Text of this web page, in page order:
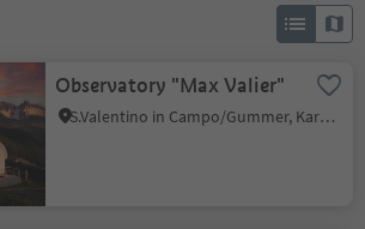
Observatory "Max Valier"
S.Valentino in Campo/Gummer, Karneid/Cornedo all'Isarco, Dolomites Region Eggental